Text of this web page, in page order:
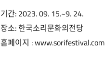
기간: 2023. 09. 15.~9. 24.
장소: 한국소리문화의전당
홈페이지 :www.sorifestival.com